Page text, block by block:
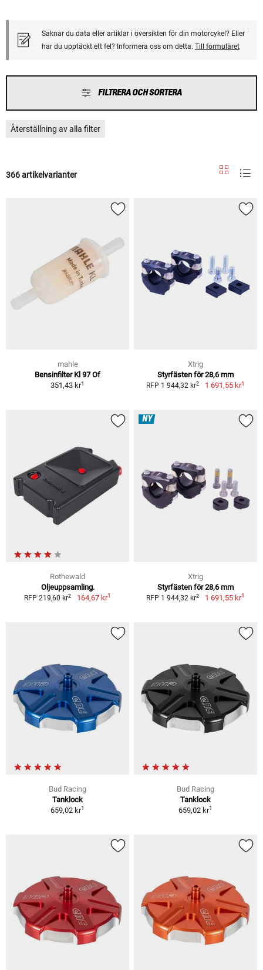
Saknar du data eller artiklar i översikten för din motorcykel? Eller
har du upptäckt ett fel? Informera oss om detta. Till formuläret
FILTRERA OCH SORTERA
Återställning av alla filter
366 artikelvarianter
mahle
Bensinfilter Kl 97 Of
351,43 kr1
Xtrig
Styrfästen för 28,6 mm
RFP 1 944,32 kr2 1 691,55 kr1
Rothewald
Oljeuppsamling.
RFP 219,60 kr2 164,67 kr1
NY
Xtrig
Styrfästen för 28,6 mm
RFP 1 944,32 kr2 1 691,55 kr1
Bud Racing
Tanklock
659,02 kr1
Bud Racing
Tanklock
659,02 kr1